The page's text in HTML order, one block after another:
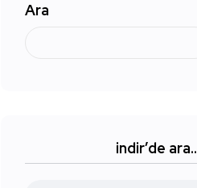
Ara
indir’de